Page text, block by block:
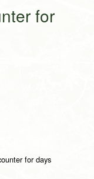
for
for days